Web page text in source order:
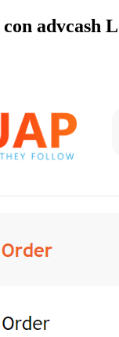
advcash